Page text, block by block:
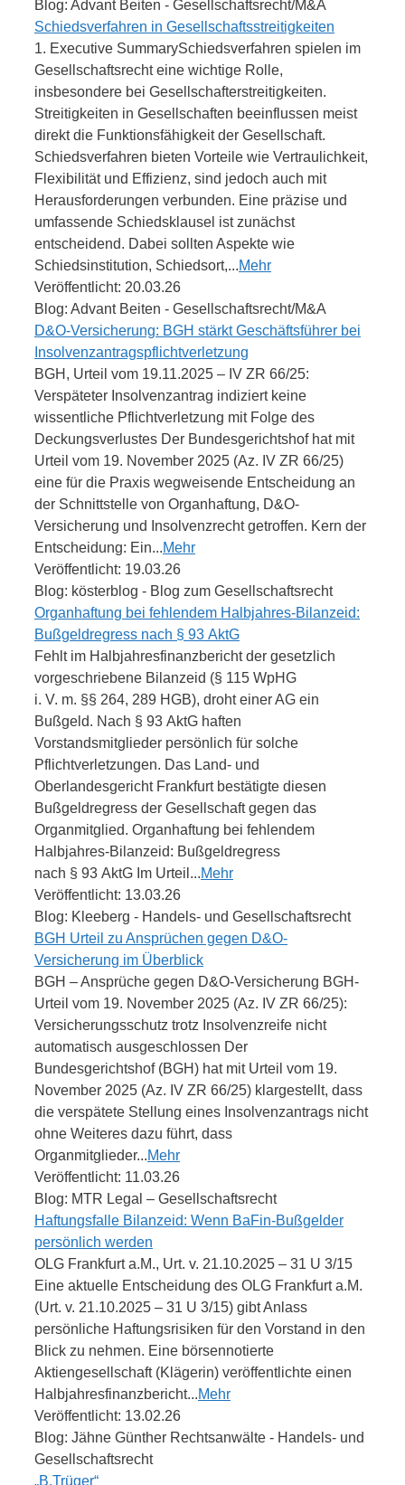
Blog: Advant Beiten - Gesellschaftsrecht/M&A
Schiedsverfahren in Gesellschaftsstreitigkeiten
1. Executive SummarySchiedsverfahren spielen im
Gesellschaftsrecht eine wichtige Rolle,
insbesondere bei Gesellschafterstreitigkeiten.
Streitigkeiten in Gesellschaften beeinflussen meist
direkt die Funktionsfähigkeit der Gesellschaft.
Schiedsverfahren bieten Vorteile wie Vertraulichkeit,
Flexibilität und Effizienz, sind jedoch auch mit
Herausforderungen verbunden. Eine präzise und
umfassende Schiedsklausel ist zunächst
entscheidend. Dabei sollten Aspekte wie
Schiedsinstitution, Schiedsort,...Mehr
Veröffentlicht: 20.03.26
Blog: Advant Beiten - Gesellschaftsrecht/M&A
D&O-Versicherung: BGH stärkt Geschäftsführer bei
Insolvenzantragspflichtverletzung
BGH, Urteil vom 19.11.2025 – IV ZR 66/25:
Verspäteter Insolvenzantrag indiziert keine
wissentliche Pflichtverletzung mit Folge des
Deckungsverlustes Der Bundesgerichtshof hat mit
Urteil vom 19. November 2025 (Az. IV ZR 66/25)
eine für die Praxis wegweisende Entscheidung an
der Schnittstelle von Organhaftung, D&O-
Versicherung und Insolvenzrecht getroffen. Kern der
Entscheidung: Ein...Mehr
Veröffentlicht: 19.03.26
Blog: kösterblog - Blog zum Gesellschaftsrecht
Organhaftung bei fehlendem Halbjahres-Bilanzeid:
Bußgeldregress nach § 93 AktG
Fehlt im Halbjahresfinanzbericht der gesetzlich
vorgeschriebene Bilanzeid (§ 115 WpHG
i. V. m. §§ 264, 289 HGB), droht einer AG ein
Bußgeld. Nach § 93 AktG haften
Vorstandsmitglieder persönlich für solche
Pflichtverletzungen. Das Land- und
Oberlandesgericht Frankfurt bestätigte diesen
Bußgeldregress der Gesellschaft gegen das
Organmitglied. Organhaftung bei fehlendem
Halbjahres-Bilanzeid: Bußgeldregress
nach § 93 AktG Im Urteil...Mehr
Veröffentlicht: 13.03.26
Blog: Kleeberg - Handels- und Gesellschaftsrecht
BGH Urteil zu Ansprüchen gegen D&O-
Versicherung im Überblick
BGH – Ansprüche gegen D&O-Versicherung BGH-
Urteil vom 19. November 2025 (Az. IV ZR 66/25):
Versicherungsschutz trotz Insolvenzreife nicht
automatisch ausgeschlossen Der
Bundesgerichtshof (BGH) hat mit Urteil vom 19.
November 2025 (Az. IV ZR 66/25) klargestellt, dass
die verspätete Stellung eines Insolvenzantrags nicht
ohne Weiteres dazu führt, dass
Organmitglieder...Mehr
Veröffentlicht: 11.03.26
Blog: MTR Legal – Gesellschaftsrecht
Haftungsfalle Bilanzeid: Wenn BaFin-Bußgelder
persönlich werden
OLG Frankfurt a.M., Urt. v. 21.10.2025 – 31 U 3/15
Eine aktuelle Entscheidung des OLG Frankfurt a.M.
(Urt. v. 21.10.2025 – 31 U 3/15) gibt Anlass
persönliche Haftungsrisiken für den Vorstand in den
Blick zu nehmen. Eine börsennotierte
Aktiengesellschaft (Klägerin) veröffentlichte einen
Halbjahresfinanzbericht...Mehr
Veröffentlicht: 13.02.26
Blog: Jähne Günther Rechtsanwälte - Handels- und
Gesellschaftsrecht
„B.Trüger“